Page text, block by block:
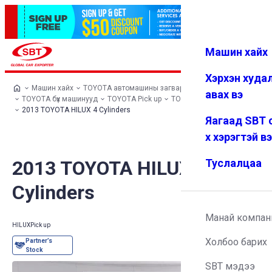
Дуртай Цэс
Машин хайх
Хэрхэн
авах вэ
Яагаад SBT
х хэрэгтэй
Туслалцаа
Манай
Холбоо барих
SBT мэдээ
Машин хайх
TOYOTA автомашины загварууд
TOYOTA бүх машинууд
TOYOTA Pick up
TOYOTA HILUX
2013 TOYOTA HILUX 4 Cylinders
2013 TOYOTA HILUX 4
Cylinders
HILUXPick up